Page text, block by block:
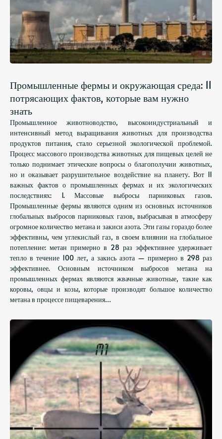
Промышленные фермы и окружающая среда: 11
потрясающих фактов, которые вам нужно
знать
Промышленное животноводство, высокоиндустриальный и
интенсивный метод выращивания животных для производства
продуктов питания, стало серьезной экологической проблемой.
Процесс массового производства животных для пищевых целей не
только поднимает этические вопросы о благополучии животных,
но и оказывает разрушительное воздействие на планету. Вот 11
важных фактов о промышленных фермах и их экологических
последствиях: 1. Массовые выбросы парниковых газов.
Промышленные фермы являются одним из основных источников
глобальных выбросов парниковых газов, выбрасывая в атмосферу
огромное количество метана и закиси азота. Эти газы гораздо более
эффективны, чем углекислый газ, в своем влиянии на глобальное
потепление: метан примерно в 28 раз эффективнее удерживает
тепло в течение 100 лет, а закись азота — примерно в 298 раз
эффективнее. Основным источником выбросов метана на
промышленных фермах являются жвачные животные, такие как
коровы, овцы и козы, которые производят большое количество
метана в процессе пищеварения…